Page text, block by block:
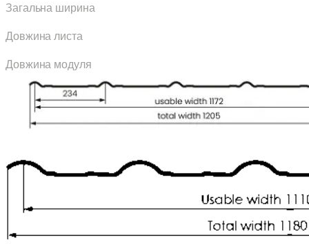
Загальна ширина
Довжина листа
Довжина модуля